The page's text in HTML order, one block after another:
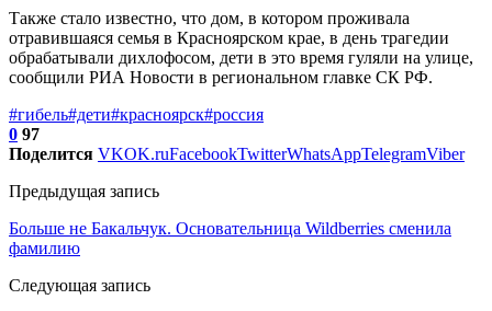
Также стало известно, что дом, в котором проживала
отравившаяся семья в Красноярском крае, в день трагедии
обрабатывали дихлофосом, дети в это время гуляли на улице,
сообщили РИА Новости в региональном главке СК РФ.
#гибель#дети#красноярск#россия
0 97
Поделится VKOK.ruFacebookTwitterWhatsAppTelegramViber
Предыдущая запись
Больше не Бакальчук. Основательница Wildberries сменила
фамилию
Следующая запись